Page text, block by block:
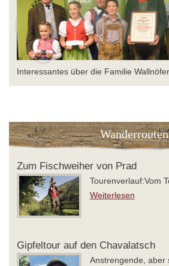
Interessantes über die Familie Wallnöfer
Wanderrouten
Zum Fischweiher von Prad
Tourenverlauf:Vom
Weiterlesen
Gipfeltour auf den Chavalatsch
Anstrengende, aber